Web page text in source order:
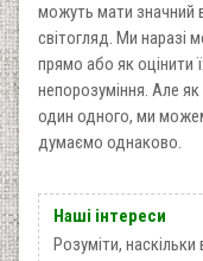
можуть мати значний
світогляд. Ми наразі
прямо або як оцінити
непорозуміння. Але
один одного, ми
думаємо однаково.
Наші інтереси
Розуміти,